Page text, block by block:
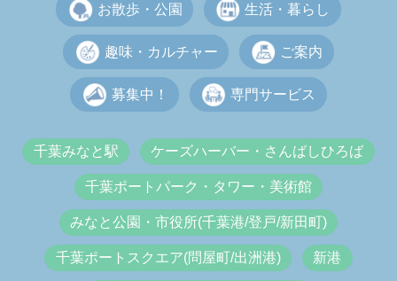
お散歩・公園 生活・暮らし
趣味・カルチャー ご案内
募集中！ 専門サービス
千葉みなと駅 ケーズハーバー・さんばしひろば
千葉ポートパーク・タワー・美術館
みなと公園・市役所(千葉港/登戸/新田町)
千葉ポートスクエア(問屋町/出洲港) 新港